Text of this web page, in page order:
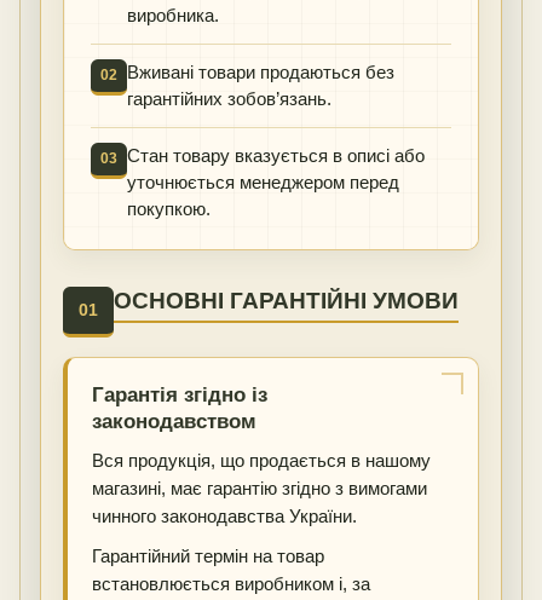
виробника.
02
Вживані товари продаються без
гарантійних зобов’язань.
03 Стан товару вказується в описі або
уточнюється менеджером перед
покупкою.
01 ОСНОВНІ ГАРАНТІЙНІ УМОВИ
Гарантія згідно із
законодавством
Вся продукція, що продається в нашому
магазині, має гарантію згідно з вимогами
чинного законодавства України.
Гарантійний термін на товар
встановлюється виробником і, за